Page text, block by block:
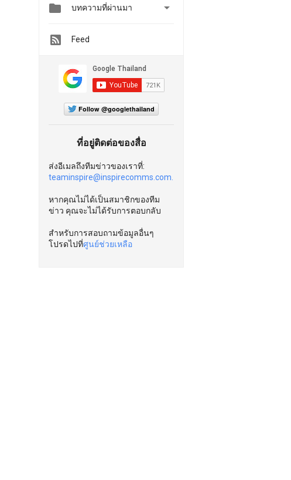
 บทความที่ผ่านมา 
Feed
Follow @googlethailand
ที่อยู่ติดต่อของสื่อ
ส่งอีเมลถึงทีมข่าวของเราที่:
teaminspire@inspirecomms.com.
หากคุณไม่ได้เป็นสมาชิกของทีม
ข่าว คุณจะไม่ได้รับการตอบกลับ
สำหรับการสอบถามข้อมูลอื่นๆ
โปรดไปที่ศูนย์ช่วยเหลือ